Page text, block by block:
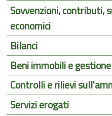
Sovvenzioni, contributi,
economici
Bilanci
Beni immobili e
Controlli e rilievi
Servizi erogati